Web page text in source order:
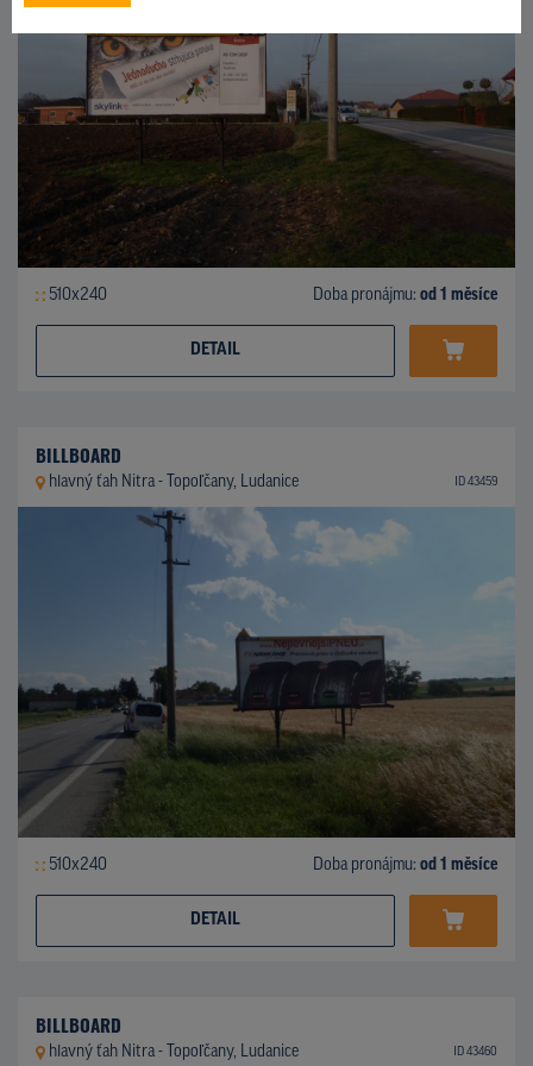
510x240 Doba pronájmu: od 1 měsíce
DETAIL
BILLBOARD
hlavný ťah Nitra - Topoľčany, Ludanice ID 43459
510x240 Doba pronájmu: od 1 měsíce
DETAIL
BILLBOARD
hlavný ťah Nitra - Topoľčany, Ludanice ID 43460